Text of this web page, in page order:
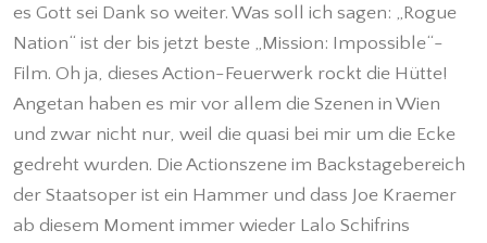
es Gott sei Dank so weiter. Was soll ich sagen: „Rogue
Nation“ ist der bis jetzt beste „Mission: Impossible“-
Film. Oh ja, dieses Action-Feuerwerk rockt die Hütte!
Angetan haben es mir vor allem die Szenen in Wien
und zwar nicht nur, weil die quasi bei mir um die Ecke
gedreht wurden. Die Actionszene im Backstagebereich
der Staatsoper ist ein Hammer und dass Joe Kraemer
ab diesem Moment immer wieder Lalo Schifrins